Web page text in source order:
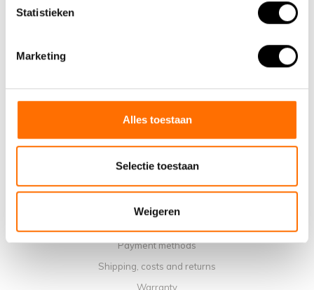
Statistieken
Marketing
Alles toestaan
Selectie toestaan
Weigeren
Contact
Workshop calendar
Manuals
Payment methods
Shipping, costs and returns
Warranty